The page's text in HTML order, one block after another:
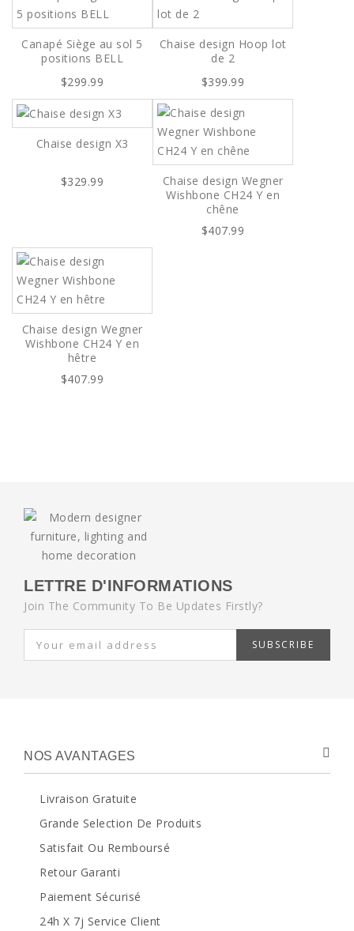
Canapé Siège au sol 5
positions BELL
$299.99
Chaise design Hoop lot
de 2
$399.99
Chaise design X3
$329.99
Chaise design Wegner
Wishbone CH24 Y en
chêne
$407.99
Chaise design Wegner
Wishbone CH24 Y en
hêtre
$407.99
LETTRE D'INFORMATIONS
Join The Community To Be Updates Firstly?
SUBSCRIBE
NOS AVANTAGES
Livraison Gratuite
Grande Selection De Produits
Satisfait Ou Remboursé
Retour Garanti
Paiement Sécurisé
24h X 7j Service Client